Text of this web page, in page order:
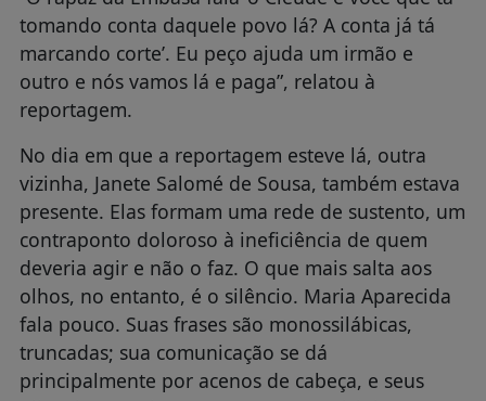
tomando conta daquele povo lá? A conta já tá
marcando corte’. Eu peço ajuda um irmão e
outro e nós vamos lá e paga”, relatou à
reportagem.
No dia em que a reportagem esteve lá, outra
vizinha, Janete Salomé de Sousa, também estava
presente. Elas formam uma rede de sustento, um
contraponto doloroso à ineficiência de quem
deveria agir e não o faz. O que mais salta aos
olhos, no entanto, é o silêncio. Maria Aparecida
fala pouco. Suas frases são monossilábicas,
truncadas; sua comunicação se dá
principalmente por acenos de cabeça, e seus